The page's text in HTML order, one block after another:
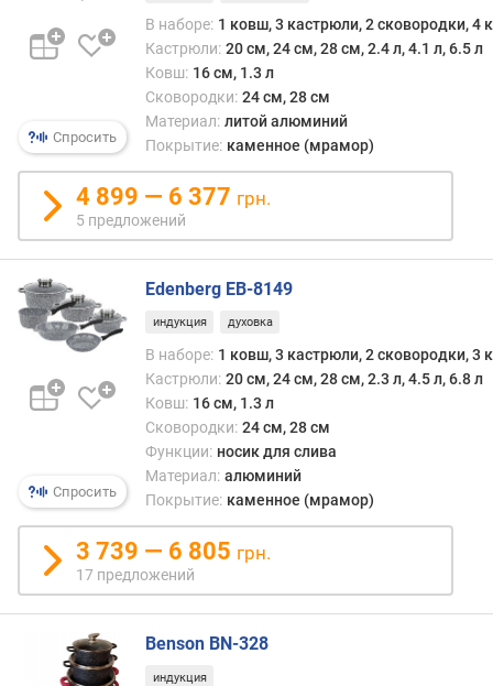
м
о
г
х
к
д
е
ш
в
ы
п
о
о
т
з
ы
м
Спросить
В наборе: 1 ковш, 3 кастрюли, 2 сковородки, 4
Кастрюли: 20 см, 24 см, 28 см, 2.4 л, 4.1 л, 6.5 л
Ковш: 16 см, 1.3 л
Сковородки: 24 см, 28 см
Материал: литой алюминий
Покрытие: каменное (мрамор)
4 899 — 6 377 грн.
5 предложений
Спросить
Edenberg EB-8149
индукция духовка
В наборе: 1 ковш, 3 кастрюли, 2 сковородки, 3
Кастрюли: 20 см, 24 см, 28 см, 2.3 л, 4.5 л, 6.8 л
Ковш: 16 см, 1.3 л
Сковородки: 24 см, 28 см
Функции: носик для слива
Материал: алюминий
Покрытие: каменное (мрамор)
3 739 — 6 805 грн.
17 предложений
Benson BN-328
индукция